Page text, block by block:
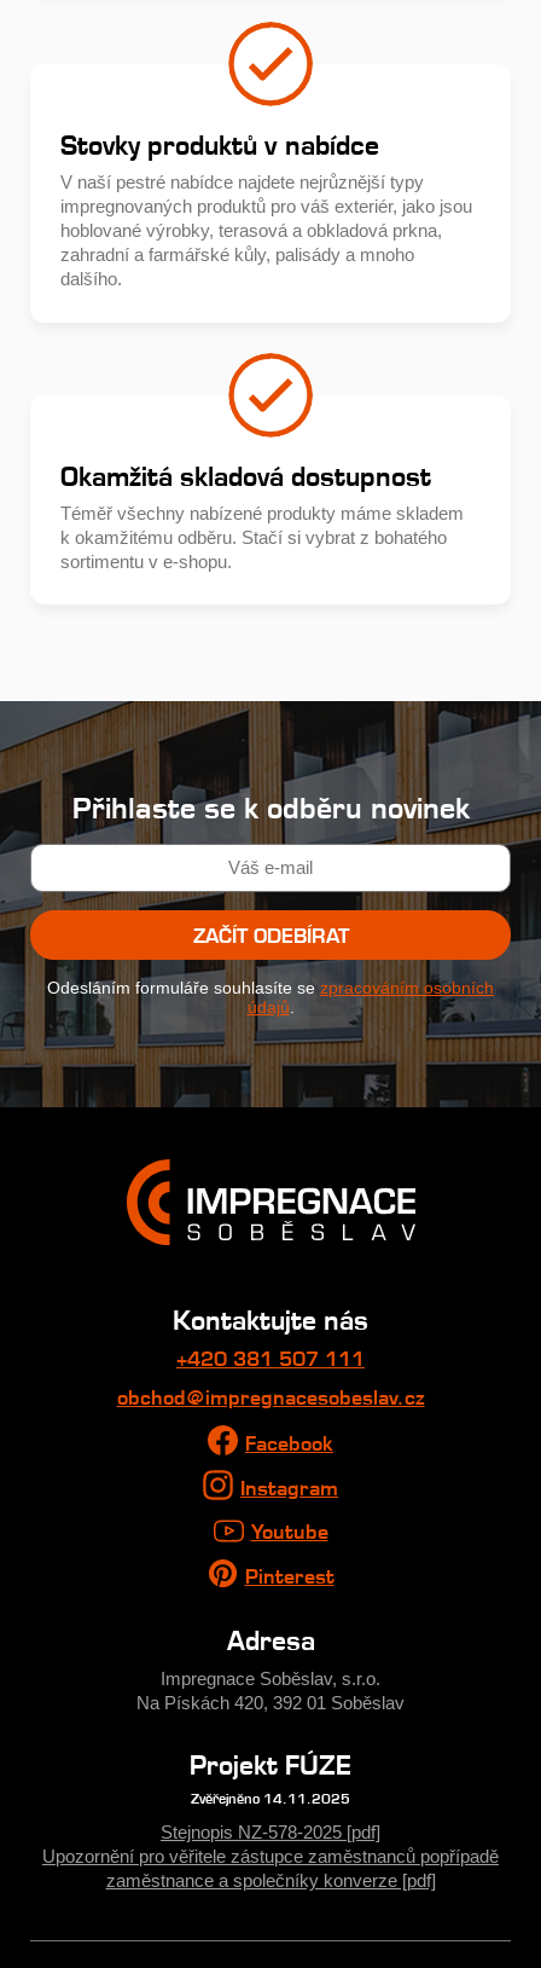
Stovky produktů v nabídce
V naší pestré nabídce najdete nejrůznější typy
impregnovaných produktů pro váš exteriér, jako jsou
hoblované výrobky, terasová a obkladová prkna,
zahradní a farmářské kůly, palisády a mnoho
dalšího.
Okamžitá skladová dostupnost
Téměř všechny nabízené produkty máme skladem
k okamžitému odběru. Stačí si vybrat z bohatého
sortimentu v e-shopu.
Přihlaste se k odběru novinek
ZAČÍT ODEBÍRAT
Odesláním formuláře souhlasíte se zpracováním osobních
údajů
Kontaktujte nás
+420 381 507 111
obchod@impregnacesobeslav.cz
Facebook
Instagram
Youtube
Pinterest
Adresa
Impregnace Soběslav, s.r.o.
Na Pískách 420, 392 01 Soběslav
Projekt FÚZE
Zvěřejněno 14.11.2025
Stejnopis NZ-578-2025 [pdf]
Upozornění pro věřitele zástupce zaměstnanců popřípadě
zaměstnance a společníky konverze [pdf]